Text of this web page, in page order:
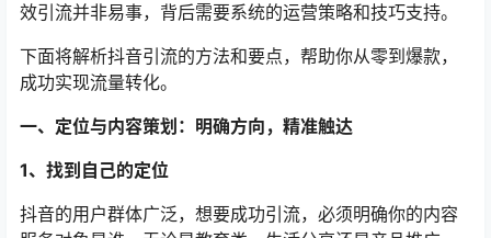
效引流并非易事，背后需要系统的运营策略和技巧支持。
下面将解析抖音引流的方法和要点，帮助你从零到爆款，
成功实现流量转化。
一、定位与内容策划：明确方向，精准触达
1、找到自己的定位
抖音的用户群体广泛，想要成功引流，必须明确你的内容